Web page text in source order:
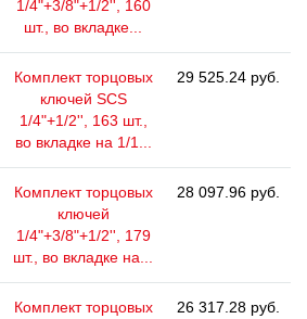
1/4"+3/8"+1/2'', 160
шт., во вкладке...
Комплект торцовых
ключей SCS
1/4"+1/2'', 163 шт.,
во вкладке на 1/1...
29 525.24 руб.
Комплект торцовых
ключей
1/4"+3/8"+1/2'', 179
шт., во вкладке на...
28 097.96 руб.
Комплект торцовых
26 317.28 руб.